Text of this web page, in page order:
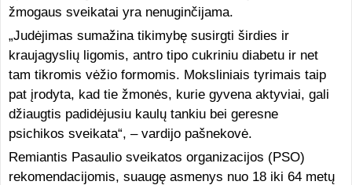
žmogaus sveikatai yra nenuginčijama.
„Judėjimas sumažina tikimybę susirgti širdies ir
kraujagyslių ligomis, antro tipo cukriniu diabetu ir net
tam tikromis vėžio formomis. Moksliniais tyrimais taip
pat įrodyta, kad tie žmonės, kurie gyvena aktyviai, gali
džiaugtis padidėjusiu kaulų tankiu bei geresne
psichikos sveikata“, – vardijo pašnekovė.
Remiantis Pasaulio sveikatos organizacijos (PSO)
rekomendacijomis, suaugę asmenys nuo 18 iki 64 metų